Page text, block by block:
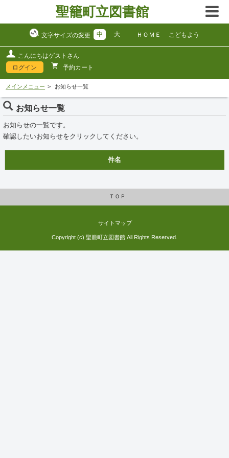
聖籠町立図書館
文字サイズの変更 中 大 ＨＯＭＥ こどもよう
こんにちはゲストさん
ログイン
予約カート
メインメニュー お知らせ一覧
お知らせ一覧
お知らせの一覧です。
確認したいお知らせをクリックしてください。
件名
ＴＯＰ
サイトマップ
Copyright (c) 聖籠町立図書館 All Rights Reserved.